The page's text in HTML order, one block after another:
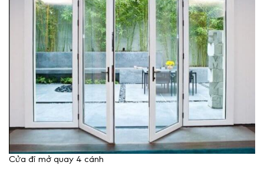
Cửa đi mở quay 4 cánh